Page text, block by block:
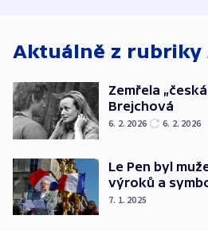
Aktuálně z rubriky
Zemřela
Brejchová
6. 2. 2026 6. 2. 2026
Le Pen byl
výroků a
7. 1. 2025